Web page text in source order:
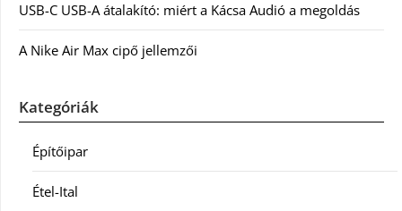
USB-C USB-A átalakító: miért a Kácsa Audió a megoldás
A Nike Air Max cipő jellemzői
Kategóriák
Építőipar
Étel-Ital